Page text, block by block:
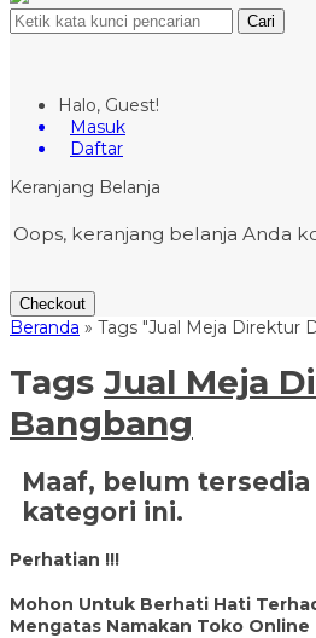
Cari
Halo, Guest!
Masuk
Daftar
Keranjang Belanja
Oops, keranjang belanja Anda
Checkout
Beranda » Tags "Jual Meja Direktur
Tags Jual Meja
Bangbang
Maaf, belum
kategori ini.
Perhatian !!!
Mohon Untuk Berhati Hati
Mengatas Namakan Toko Online